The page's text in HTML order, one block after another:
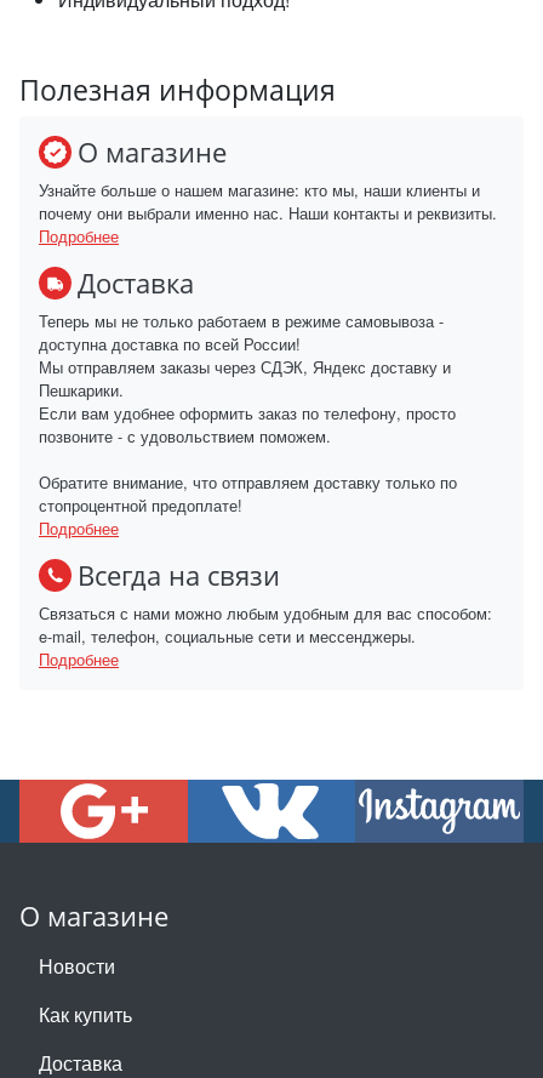
Полезная информация
О магазине
Узнайте больше о нашем магазине: кто мы, наши клиенты и
почему они выбрали именно нас. Наши контакты и реквизиты.
Подробнее
Доставка
Теперь мы не только работаем в режиме самовывоза -
доступна доставка по всей России!
Мы отправляем заказы через СДЭК, Яндекс доставку и
Пешкарики.
Если вам удобнее оформить заказ по телефону, просто
позвоните - с удовольствием поможем.
Обратите внимание, что отправляем доставку только по
стопроцентной предоплате!
Подробнее
Всегда на связи
Связаться с нами можно любым удобным для вас способом:
e-mail, телефон, социальные сети и мессенджеры.
Подробнее
О магазине
Новости
Как купить
Доставка